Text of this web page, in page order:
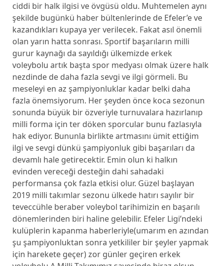
ciddi bir halk ilgisi ve övgüsü oldu. Muhtemelen aynı
şekilde bugünkü haber bültenlerinde de Efeler’e ve
kazandıkları kupaya yer verilecek. Fakat asıl önemli
olan yarın hatta sonrası. Sportif başarıların milli
gurur kaynağı da sayıldığı ülkemizde erkek
voleybolu artık başta spor medyası olmak üzere halk
nezdinde de daha fazla sevgi ve ilgi görmeli. Bu
meseleyi en az şampiyonluklar kadar belki daha
fazla önemsiyorum. Her şeyden önce koca sezonun
sonunda büyük bir özveriyle turnuvalara hazırlanıp
milli forma için ter döken sporcular bunu fazlasıyla
hak ediyor. Bununla birlikte artmasını ümit ettiğim
ilgi ve sevgi dünkü şampiyonluk gibi başarıları da
devamlı hale getirecektir. Emin olun ki halkın
evinden vereceği desteğin dahi sahadaki
performansa çok fazla etkisi olur. Güzel başlayan
2019 milli takımlar sezonu ülkede hatırı sayılır bir
teveccühle beraber voleybol tarihimizin en başarılı
dönemlerinden biri haline gelebilir. Efeler Ligi’ndeki
kulüplerin kapanma haberleriyle(umarım en azından
şu şampiyonluktan sonra yetkililer bir şeyler yapmak
için harekete geçer) zor günler geçiren erkek